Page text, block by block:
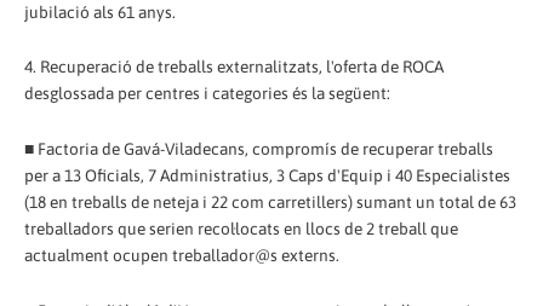
jubilació als 61 anys.
4. Recuperació de treballs externalitzats, l'oferta de ROCA
desglossada per centres i categories és la següent:
■ Factoria de Gavá-Viladecans, compromís de recuperar treballs
per a 13 Oficials, 7 Administratius, 3 Caps d'Equip i 40 Especialistes
(18 en treballs de neteja i 22 com carretillers) sumant un total de 63
treballadors que serien recol·locats en llocs de 2 treball que
actualment ocupen treballador@s externs.